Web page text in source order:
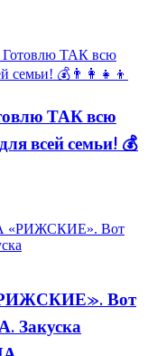
ТАК всю
всей семьи! 💰
Вот
Закуска